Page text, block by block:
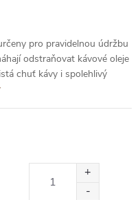
pro pravidelnou údržbu
odstraňovat kávové oleje
chuť kávy i spolehlivý